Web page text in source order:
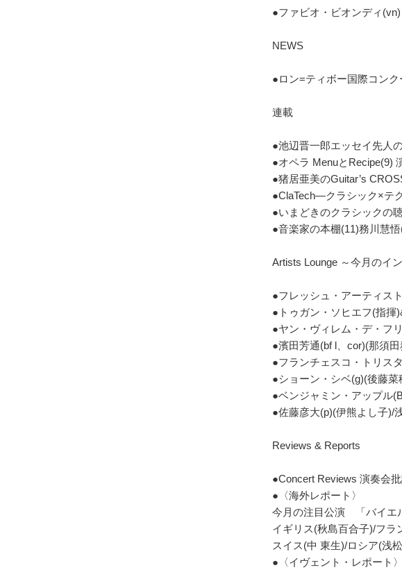
●ファビオ・ビオンディ
NEWS
●ロン=ティボー国際コン
連載
●池辺晋一郎エッセイ先人
●オペラ MenuとRecipe(9)
●猪居亜美のGuitar’s
●ClaTech―クラシック×テ
●いまどきのクラシックの
●音楽家の本棚(11)務川慧
Artists Lounge ～今月のイ
●フレッシュ・アーティス
●トゥガン・ソヒエフ(指揮
●ヤン・ヴィレム・デ・フ
●濱田芳通(bf l、cor)(那須田
●フランチェスコ・トリス
●ショーン・シベ(g)(後藤菜
●ベンジャミン・アップル
●佐藤彦大(p)(伊熊よし子)/
Reviews & Reports
●Concert Reviews 演奏会
●〈海外レポート〉
今月の注目公演 「バイエ
イギリス(秋島百合子)/フラ
スイス(中 東生)/ロシア(浅
●〈イヴェント・レポート